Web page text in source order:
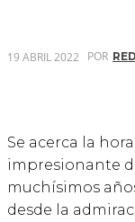
19 ABRIL 2022 POR
Se acerca la
impresionante
muchísimos
desde la